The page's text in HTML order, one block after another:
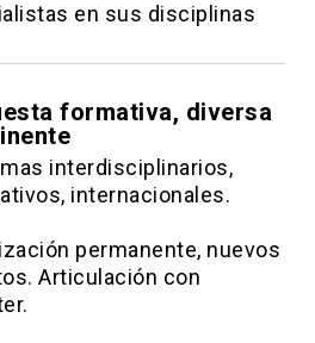
en sus disciplinas
formativa, diversa
interdisciplinarios,
internacionales.
permanente, nuevos
Articulación con